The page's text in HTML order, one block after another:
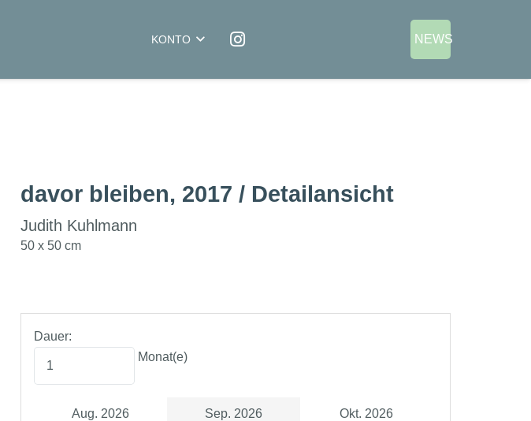
KONTO NEWS
davor bleiben, 2017 / Detailansicht
Judith Kuhlmann
50 x 50 cm
Dauer:
Monat(e)
Aug. 2026 Sep. 2026 Okt. 2026